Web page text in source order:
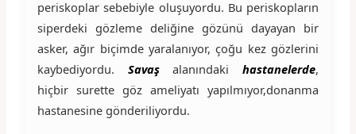
periskoplar sebebiyle oluşuyordu. Bu periskopların
siperdeki gözleme deliğine gözünü dayayan bir
asker, ağır biçimde yaralanıyor, çoğu kez gözlerini
kaybediyordu. Savaşalanındakihastanelerde,
hiçbir surette göz ameliyatı yapılmıyor,donanma
hastanesine gönderiliyordu.